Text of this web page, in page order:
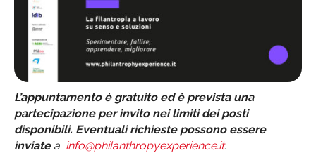
L’appuntamento è gratuito ed è prevista una
partecipazione per invito nei limiti dei posti
disponibili. Eventuali richieste possono essere
inviatea info@philanthropyexperience.it.